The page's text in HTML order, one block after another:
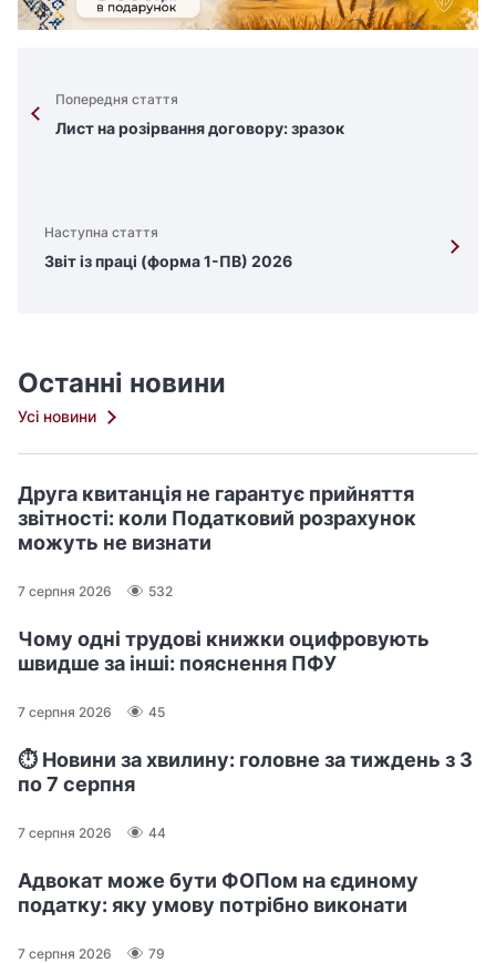
Попередня стаття
Лист на розірвання договору: зразок
Наступна стаття
Звіт із праці (форма 1-ПВ) 2026
Останні новини
Усі новини
Друга квитанція не гарантує прийняття
звітності: коли Податковий розрахунок
можуть не визнати
7 серпня 2026 532
Чому одні трудові книжки оцифровують
швидше за інші: пояснення ПФУ
7 серпня 2026 45
⏱️ Новини за хвилину: головне за тиждень з 3
по 7 серпня
7 серпня 2026 44
Адвокат може бути ФОПом на єдиному
податку: яку умову потрібно виконати
7 серпня 2026 79